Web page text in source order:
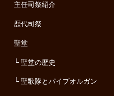
主任司祭紹介
歴代司祭
聖堂
聖堂の歴史
聖歌隊とパイプオルガン